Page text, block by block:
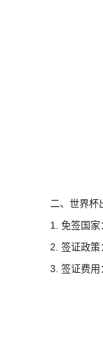
二、世界杯
1. 免签国家
2. 签证政策
3. 签证费用